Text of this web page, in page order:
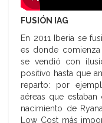
FUSIÓN IAG
En 2011 Iberia se
es donde
se vendió con
positivo hasta que
reparto: por
aéreas que
nacimiento de
Low Cost más